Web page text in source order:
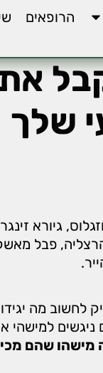
הרופאים
שלך
גיורא
פבל
לחשוב מה
למישהי
מישהו שהם